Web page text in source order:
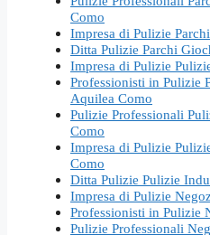
Como
Impresa di Pulizie
Ditta Pulizie Parchi
Impresa di Pulizie
Professionisti in Pulizie
Aquilea Como
Pulizie Professionali
Como
Impresa di Pulizie
Como
Ditta Pulizie Pulizie
Impresa di Pulizie
Professionisti in Pulizie
Pulizie Professionali